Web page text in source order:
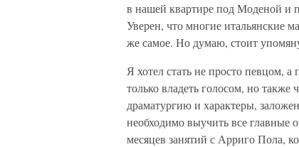
в нашей квартире под Моденой и
Уверен, что многие итальянские
же самое. Но думаю, стоит
Я хотел стать не просто певцом,
только владеть голосом, но также
драматургию и характеры,
необходимо выучить все главные
месяцев занятий с Арриго Пола,